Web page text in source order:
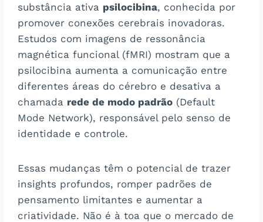
substância ativa psilocibina, conhecida por
promover conexões cerebrais inovadoras.
Estudos com imagens de ressonância
magnética funcional (fMRI) mostram que a
psilocibina aumenta a comunicação entre
diferentes áreas do cérebro e desativa a
chamada rede de modo padrão (Default
Mode Network), responsável pelo senso de
identidade e controle.
Essas mudanças têm o potencial de trazer
insights profundos, romper padrões de
pensamento limitantes e aumentar a
criatividade. Não é à toa que o mercado de